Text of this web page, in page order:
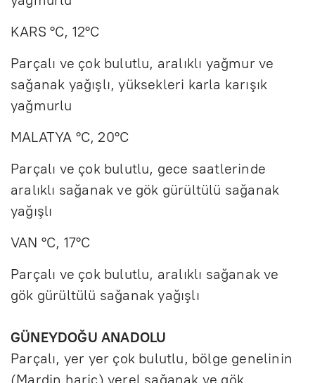
KARS °C, 12°C
Parçalı ve çok bulutlu, aralıklı yağmur ve
sağanak yağışlı, yüksekleri karla karışık
yağmurlu
MALATYA °C, 20°C
Parçalı ve çok bulutlu, gece saatlerinde
aralıklı sağanak ve gök gürültülü sağanak
yağışlı
VAN °C, 17°C
Parçalı ve çok bulutlu, aralıklı sağanak ve
gök gürültülü sağanak yağışlı
GÜNEYDOĞU ANADOLU
Parçalı, yer yer çok bulutlu, bölge genelinin
(Mardin haric) yerel sağanak ve gök